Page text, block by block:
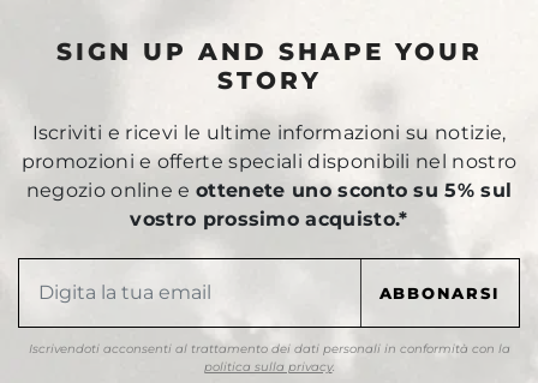
SIGN UP AND SHAPE YOUR
STORY
Iscriviti e ricevi le ultime informazioni su notizie,
promozioni e offerte speciali disponibili nel nostro
negozio online eottenete uno sconto su 5% sul
vostro prossimo acquisto.*
Iscrivendoti acconsenti al trattamento dei dati personali in conformità con la
politica sulla privacy.